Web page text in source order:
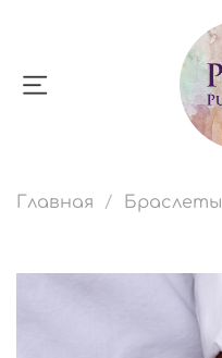
Главная Браслеты